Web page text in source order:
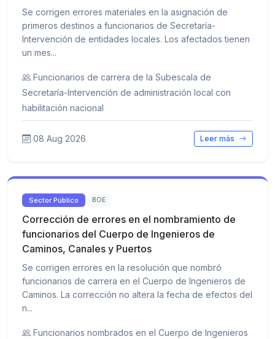
Se corrigen errores materiales en la asignación de
primeros destinos a funcionarios de Secretaría-
Intervención de entidades locales. Los afectados tienen
un mes...
Funcionarios de carrera de la Subescala de
Secretaría-Intervención de administración local con
habilitación nacional
08 Aug 2026 Leer más
Sector Público BOE
Corrección de errores en el nombramiento de
funcionarios del Cuerpo de Ingenieros de
Caminos, Canales y Puertos
Se corrigen errores en la resolución que nombró
funcionarios de carrera en el Cuerpo de Ingenieros de
Caminos. La corrección no altera la fecha de efectos del
n...
Funcionarios nombrados en el Cuerpo de Ingenieros